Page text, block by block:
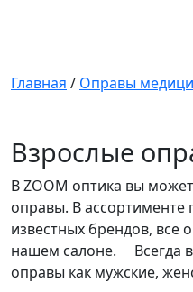
Главная / Оправы
Взрослые
В ZOOM оптика вы
оправы. В ассортименте
известных брендов, все
нашем салоне. Всегда
оправы как мужские,